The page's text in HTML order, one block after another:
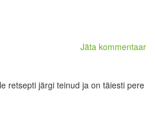
Jäta kommentaar
retsepti järgi teinud ja on täiesti pere